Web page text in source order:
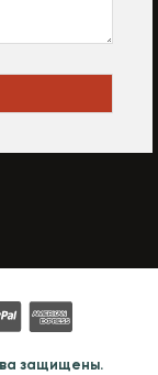
защищены.